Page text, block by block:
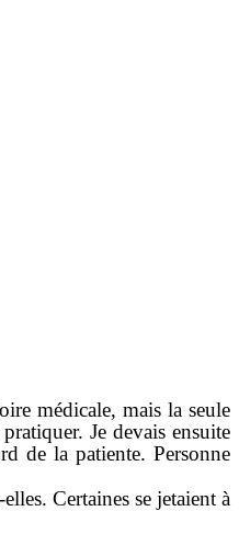
médicale, mais la seule
Je devais ensuite
de la patiente. Per­sonne
Certaines se jetaient à